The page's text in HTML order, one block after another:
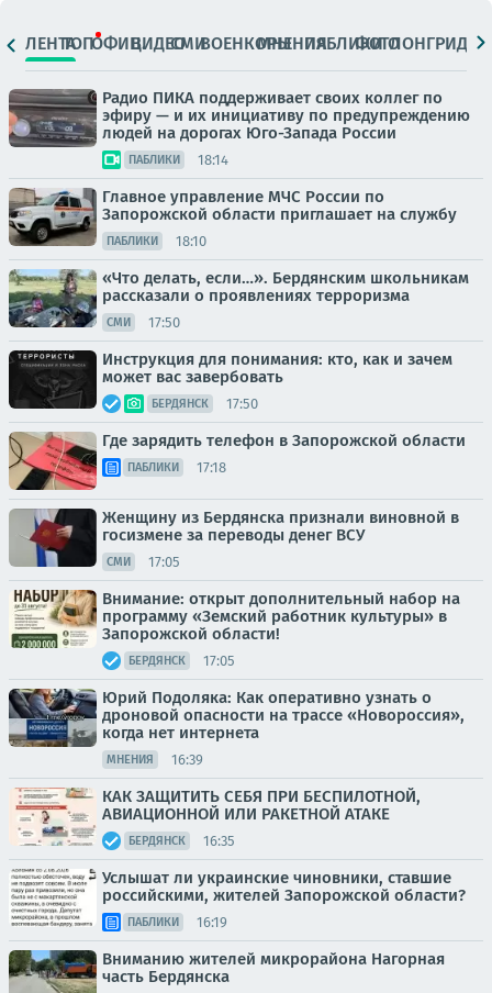
ЛЕНТАТОПОФИЦ.ВИДЕОСМИВОЕНКОРЫМНЕНИЯПАБЛИКИ
ФОТОЛОНГРИДЫ
Радио ПИКА поддерживает своих коллег по
эфиру — и их инициативу по предупреждению
людей на дорогах Юго-Запада России
ПАБЛИКИ 18:14
Главное управление МЧС России по
Запорожской области приглашает на службу
ПАБЛИКИ 18:10
«Что делать, если…». Бердянским школьникам
рассказали о проявлениях терроризма
СМИ 17:50
Инструкция для понимания: кто, как и зачем
может вас завербовать
БЕРДЯНСК 17:50
Где зарядить телефон в Запорожской области
ПАБЛИКИ 17:18
Женщину из Бердянска признали виновной в
госизмене за переводы денег ВСУ
СМИ 17:05
Внимание: открыт дополнительный набор на
программу «Земский работник культуры» в
Запорожской области!
БЕРДЯНСК 17:05
Юрий Подоляка: Как оперативно узнать о
дроновой опасности на трассе «Новороссия»,
когда нет интернета
МНЕНИЯ 16:39
КАК ЗАЩИТИТЬ СЕБЯ ПРИ БЕСПИЛОТНОЙ,
АВИАЦИОННОЙ ИЛИ РАКЕТНОЙ АТАКЕ
БЕРДЯНСК 16:35
Услышат ли украинские чиновники, ставшие
российскими, жителей Запорожской области?
ПАБЛИКИ 16:19
Вниманию жителей микрорайона Нагорная
часть Бердянска